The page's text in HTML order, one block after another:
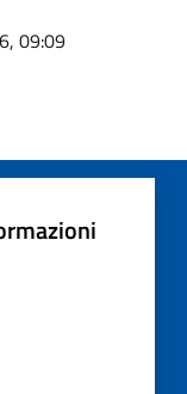
09:09